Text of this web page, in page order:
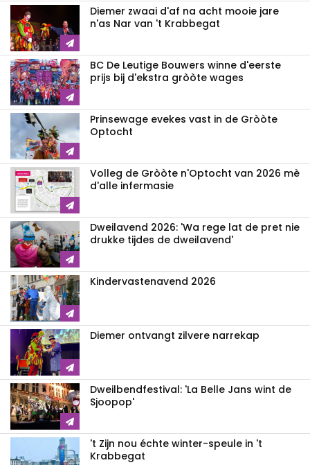
Diemer zwaai d'af na acht mooie jare
n'as Nar van 't Krabbegat
BC De Leutige Bouwers winne d'eerste
prijs bij d'ekstra gròòte wages
Prinsewage evekes vast in de Gròòte
Optocht
Volleg de Gròòte n'Optocht van 2026 mè
d'alle infermasie
Dweilavend 2026: 'Wa rege lat de pret nie
drukke tijdes de dweilavend'
Kindervastenavend 2026
Diemer ontvangt zilvere narrekap
Dweilbendfestival: 'La Belle Jans wint de
Sjoopop'
't Zijn nou échte winter-speule in 't
Krabbegat